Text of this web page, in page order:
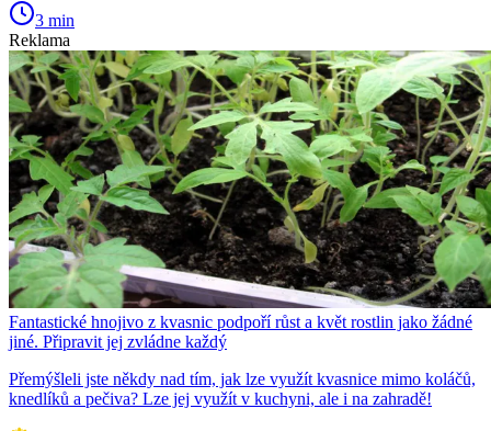
3 min
Reklama
Fantastické hnojivo z kvasnic podpoří růst a květ rostlin jako žádné
jiné. Připravit jej zvládne každý
Přemýšleli jste někdy nad tím, jak lze využít kvasnice mimo koláčů,
knedlíků a pečiva? Lze jej využít v kuchyni, ale i na zahradě!